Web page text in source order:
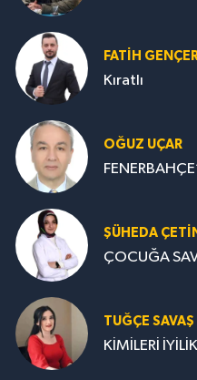
FATIH
Kıratlı
OĞUZ UÇAR
ŞÜHEDA
ÇOCUĞA
TUĞÇE SAVAŞ
KİMİLERİ